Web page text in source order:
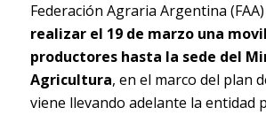
Federación Agraria Argentina
realizar el 19 de marzo una
productores hasta la sede del
Agricultura, en el marco del plan
viene llevando adelante la entidad